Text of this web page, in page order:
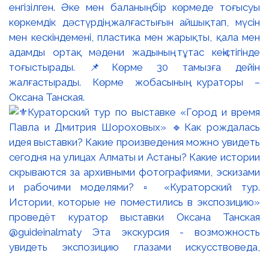
енгізілген. Әке мен баланың бір көрмеде тоғысуы
көркемдік дәстүрдің жалғастығын айшықтап, мүсін
мен кескіндемені, пластика мен жарықты, қала мен
адамды ортақ мәдени жадының тұтас кеңістігінде
тоғыстырады. 📌Көрме 30 тамызға дейін
жалғастырады. Көрме жобасының кураторы –
Оксана Танская.